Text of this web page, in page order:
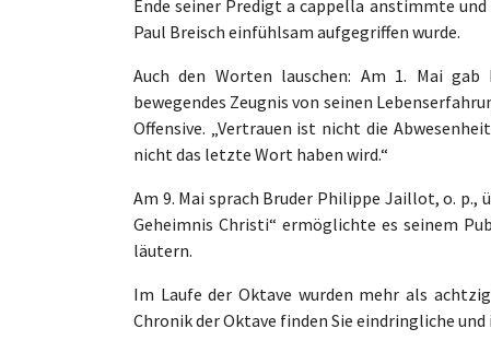
Ende seiner Predigt a cappella anstimmte
Paul Breisch einfühlsam aufgegriffen wurde.
Auch den Worten lauschen: Am 1. Mai
bewegendes Zeugnis von seinen
Offensive. „Vertrauen ist nicht die
nicht das letzte Wort haben wird.“
Am 9. Mai sprach Bruder Philippe Jaillot, o. p.,
Geheimnis Christi“ ermöglichte es seinem
läutern.
Im Laufe der Oktave wurden mehr als
Chronik der Oktave finden Sie eindringliche